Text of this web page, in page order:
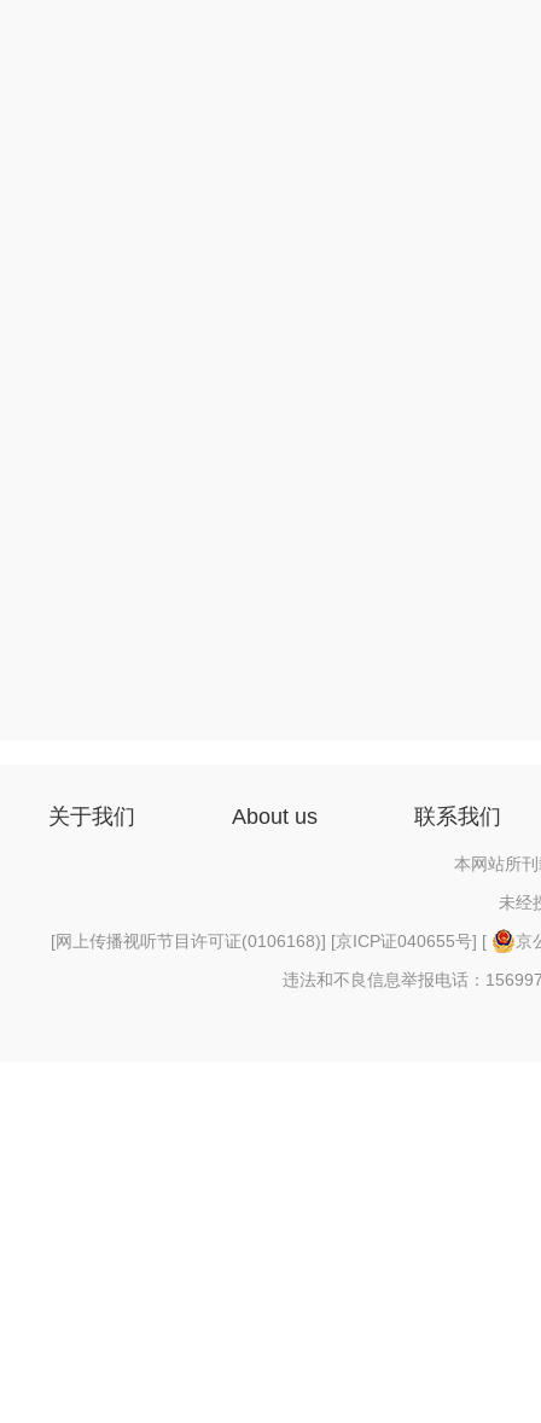
关于我们 About us 联系我们
本网站所
未经
[网上传播视听节目许可证(0106168)] [京ICP证040655号] [
京
违法和不良信息举报电话：